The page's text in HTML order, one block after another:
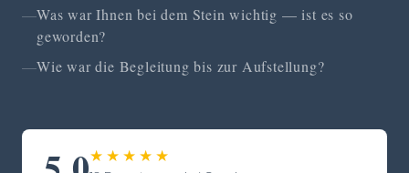
Was war Ihnen bei dem Stein wichtig — ist es so
geworden?
Wie war die Begleitung bis zur Aufstellung?
★★★★★